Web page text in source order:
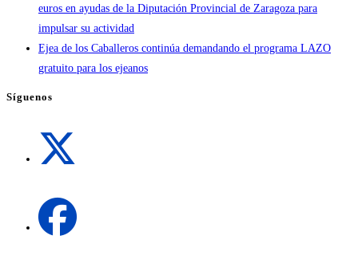
euros en ayudas de la Diputación Provincial de Zaragoza para
impulsar su actividad
Ejea de los Caballeros continúa demandando el programa LAZO
gratuito para los ejeanos
Síguenos
pestaña
abre